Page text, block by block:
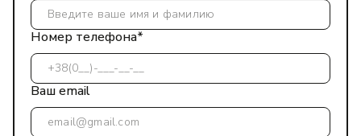
Номер телефона*
Ваш email